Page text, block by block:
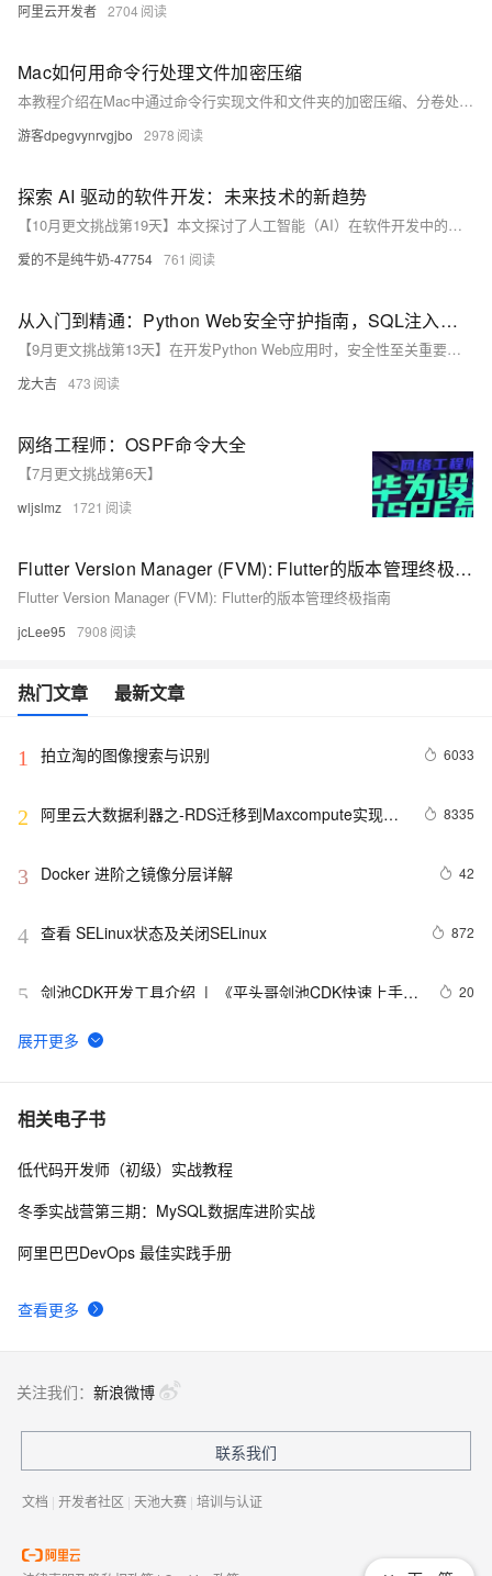
阿里云开发者 2704
Mac如何用命令行处理文件加密压缩
本教程介绍在Mac中通过命令行实现文件和文件夹的加密压缩、分卷处理及解压操作。主要内容包括：1) 使用`zip -er`命令加密压缩文件夹，`zip -e`命令加密压缩单个文件；2) 使用`split`命令按指定大小分割ZIP文件；3) 通过`cat`命令合并分卷文件并使用`unzip`解压。适用于需要安全传输和存储数据的场景。
游客dpegvynrvgjbo 2978
探索 AI 驱动的软件开发：未来技术的新趋势
【10月更文挑战第19天】本文探讨了人工智能（AI）在软件开发中的应用现状和技术优势，包括代码生成、缺陷检测、自动化测试和性能优化。AI 可以提高开发效率、减少人为错误、加速创新并持续学习。文章还讨论了实施 AI 驱动开发的挑战和最佳实践，强调了数据管理和技能培训的重要性。
爱的不是纯牛奶-47754 761
从入门到精通：Python Web安全守护指南，SQL注入、XSS、CSRF全防御！
【9月更文挑战第13天】在开发Python Web应用时，安全性至关重要。本文通过问答形式，详细介绍如何防范SQL注入、XSS及CSRF等常见威胁。通过使用参数化查询、HTML转义和CSRF令牌等技术，确保应用安全。附带示例代码，帮助读者从入门到精通Python Web安全。
龙大吉 473
网络工程师：OSPF命令大全
【7月更文挑战第6天】
wljslmz 1721
Flutter Version Manager (FVM): Flutter的版本管理终极指南
Flutter Version Manager (FVM): Flutter的版本管理终极指南
jcLee95 7908
热门文章 最新文章
1 拍立淘的图像搜索与识别 6033
2
阿里云大数据利器之-RDS迁移到Maxcompute实现动
8335
3 Docker 进阶之镜像分层详解 42
4 查看 SELinux状态及关闭SELinux 872
5 剑池CDK开发工具介绍  |  《平头哥剑池CDK快速上手指
20
6 WebAssembly 在 MOSN 中的实践 - 基础框架篇
7 userdel使用说明
8 自己看系统的“系统还原”
相关电子书
查看更多
低代码开发师（初级）实战教程
冬季实战营第三期：MySQL数据库进阶实战
阿里巴巴DevOps 最佳实践手册
关注我们： 新浪微博
联系我们
文档 | 开发者社区 | 天池大赛 | 培训与认证